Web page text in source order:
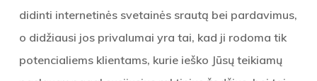
didinti internetinės svetainės srautą bei pardavimus,
o didžiausi jos privalumai yra tai, kad ji rodoma tik
potencialiems klientams, kurie ieško Jūsų teikiamų